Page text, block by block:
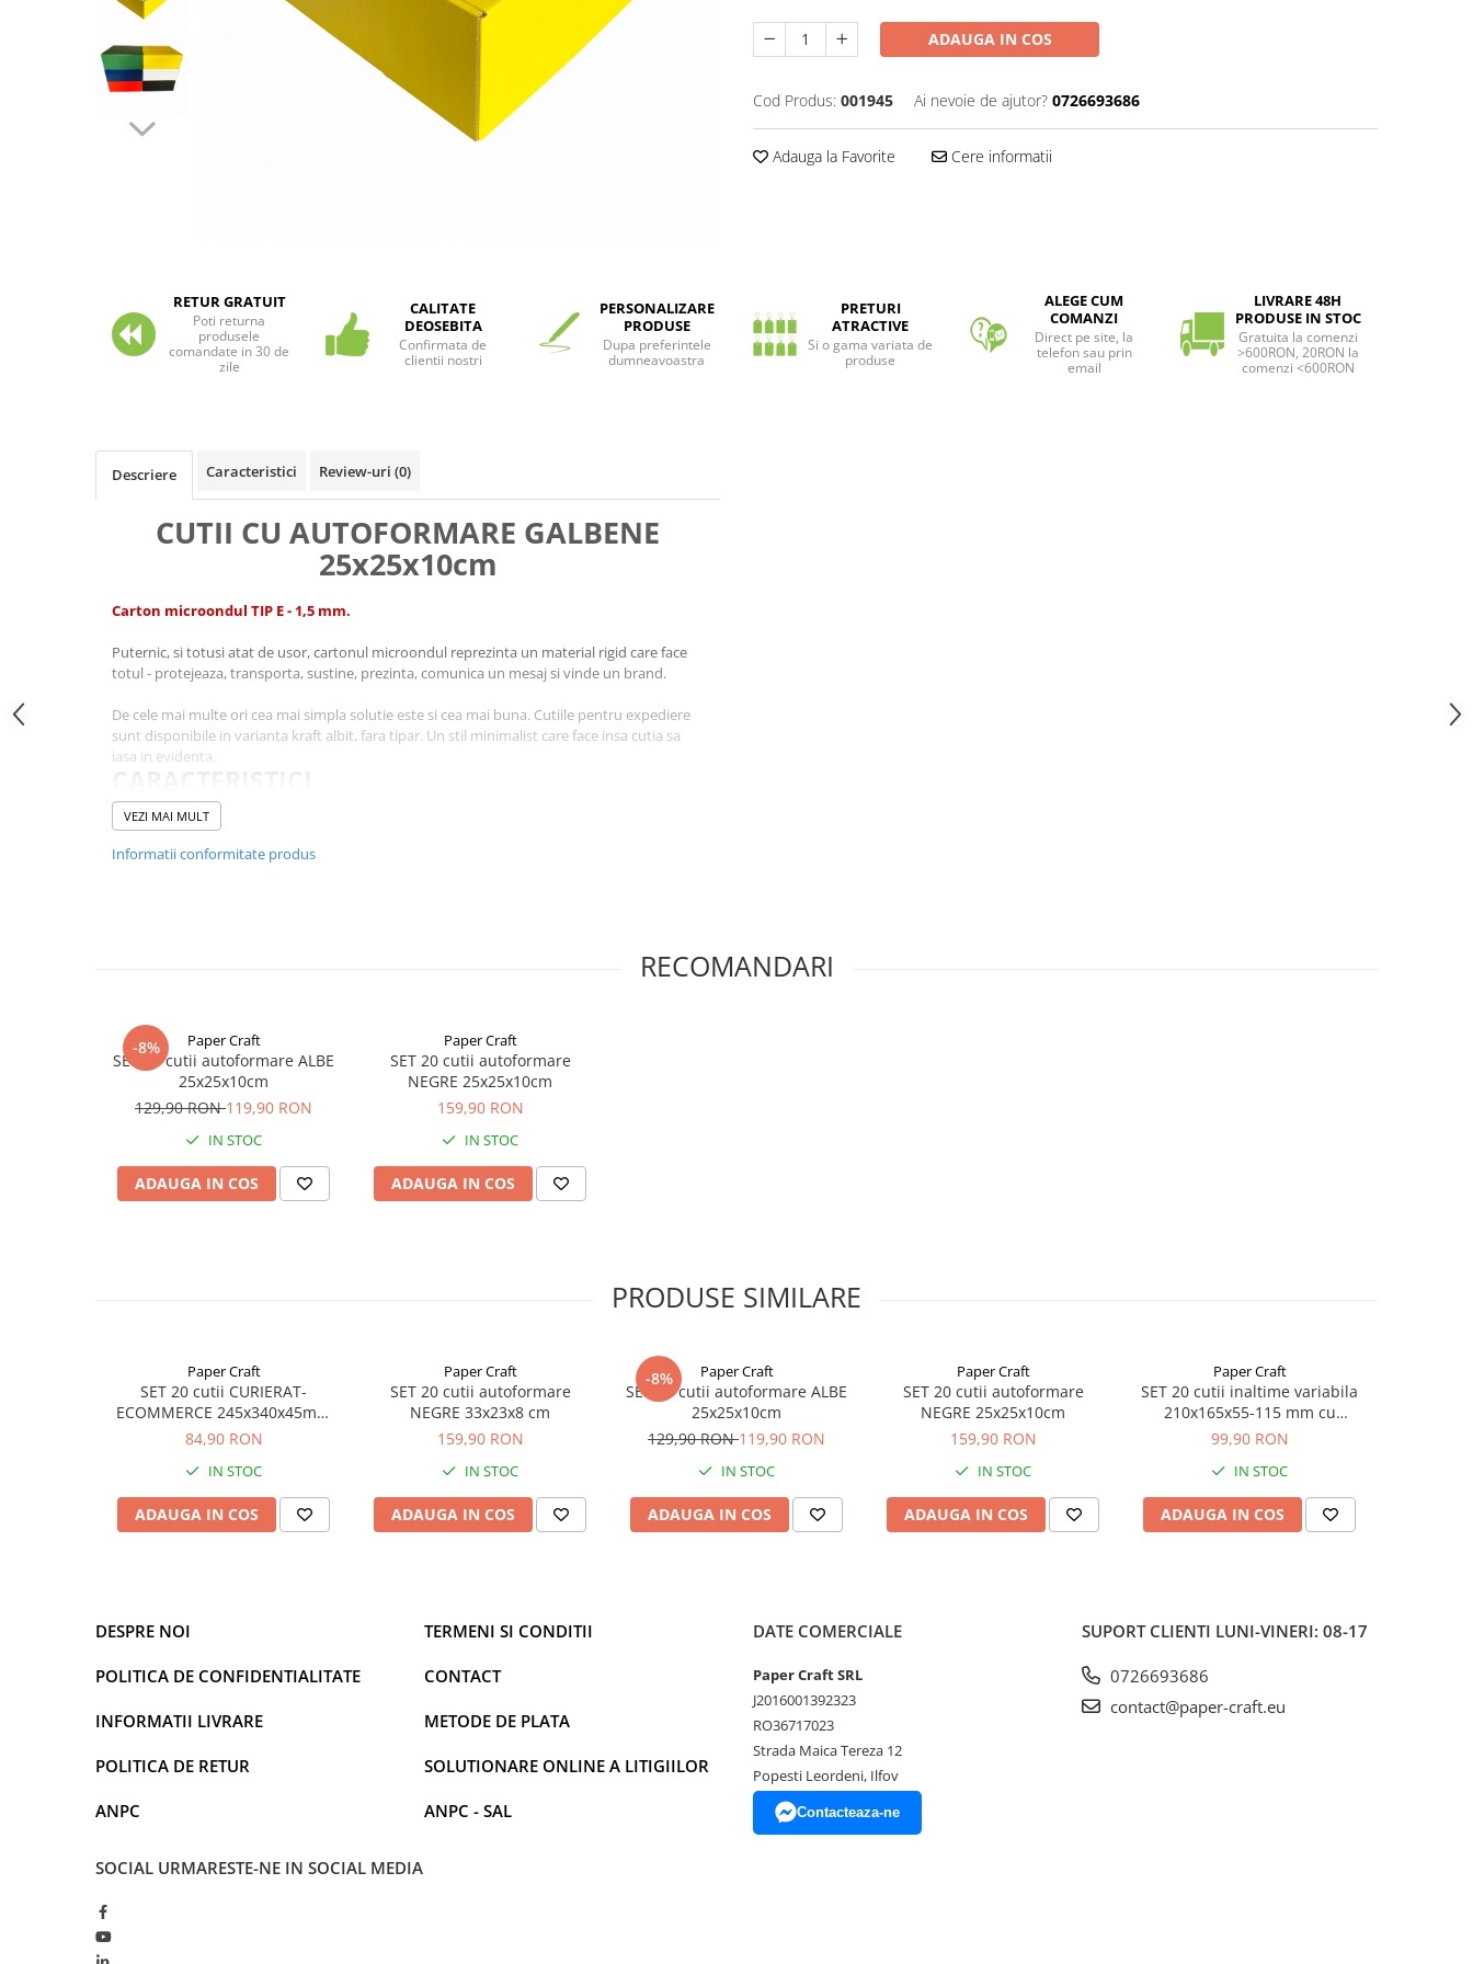
Pungi si sacose hartie kraft
Pungi hartie kraft
Cutii 30x21x9 cm
Cutii 38x30x10 cm
Colectia de carti colorat
Carti pentru copii - Colectia
Povestiri de colorat
Hartie de matase
Hartie impachetat cadouri
Panglica satin
Panglica dublu satinata 6 mm
Panglica dublu satinata 9 mm
Panglica dublu satinata 16 mm
Hartie copiator alba si colorata
ADAUGA IN COS
Cod Produs: 001945 Ai nevoie de ajutor? 0726693686
Adauga la Favorite Cere informatii
RETUR GRATUIT
Poti returna
produsele
comandate in 30 de
zile
CALITATE
DEOSEBITA
Confirmata de
clientii nostri
PERSONALIZARE
PRODUSE
Dupa preferintele
dumneavoastra
PRETURI
ATRACTIVE
Si o gama variata de
produse
ALEGE CUM
COMANZI
Direct pe site, la
telefon sau prin
email
LIVRARE 48H
PRODUSE IN STOC
Gratuita la comenzi
>600RON, 20RON la
comenzi <600RON
Descriere Caracteristici Review-uri (0)
CUTII CU AUTOFORMARE GALBENE
25x25x10cm
Carton microondul TIP E - 1,5 mm.
Puternic, si totusi atat de usor, cartonul microondul reprezinta un material rigid care face
totul - protejeaza, transporta, sustine, prezinta, comunica un mesaj si vinde un brand.
De cele mai multe ori cea mai simpla solutie este si cea mai buna. Cutiile pentru expediere
sunt disponibile in varianta kraft albit, fara tipar. Un stil minimalist care face insa cutia sa
iasa in evidenta.
Perfecta pentru a expedia articole mici, usoare sau fragile
Produsa din carton microondul, un material puternic, si totusi atat de usor, care ofera
un grad de protectie ridicat fara a creste greutatea si costul pachetului
Cartonul este tiparit GALBEN si lucios la exterior, fiind cea mai ieftina si naturala finisare
Nu stiti inca ce cutie sa alegeti? Explorati colectia de cutii de carton Paper Craft
VEZI MAI MULT
Informatii conformitate produs
RECOMANDARI
-8% Paper Craft
SET 20 cutii autoformare ALBE
25x25x10cm
129,90 RON119,90 RON
IN STOC
ADAUGA IN COS
Paper Craft
SET 20 cutii autoformare
NEGRE 25x25x10cm
159,90 RON
IN STOC
ADAUGA IN COS
PRODUSE SIMILARE
Paper Craft
SET 20 cutii CURIERAT-
ECOMMERCE 245x340x45mm
cu AUTOADEZIV, BANDA
84,90 RON
IN STOC
ADAUGA IN COS
Paper Craft
SET 20 cutii autoformare
NEGRE 33x23x8 cm
159,90 RON
IN STOC
ADAUGA IN COS
-8% Paper Craft
SET 20 cutii autoformare ALBE
25x25x10cm
129,90 RON119,90 RON
IN STOC
ADAUGA IN COS
Paper Craft
SET 20 cutii autoformare
NEGRE 25x25x10cm
159,90 RON
IN STOC
ADAUGA IN COS
Paper Craft
SET 20 cutii inaltime variabila
210x165x55-115 mm cu
AUTOADEZIV, BANDA
99,90 RON
IN STOC
ADAUGA IN COS
DESPRE NOI
POLITICA DE CONFIDENTIALITATE
INFORMATII LIVRARE
POLITICA DE RETUR
ANPC
TERMENI SI CONDITII
CONTACT
METODE DE PLATA
SOLUTIONARE ONLINE A LITIGIILOR
ANPC - SAL
DATE COMERCIALE
Paper Craft SRL
J2016001392323
RO36717023
Strada Maica Tereza 12
Popesti Leordeni, Ilfov
Contacteaza-ne
SUPORT CLIENTI LUNI-VINERI: 08-17
0726693686
contact@paper-craft.eu
SOCIAL URMARESTE-NE IN SOCIAL MEDIA